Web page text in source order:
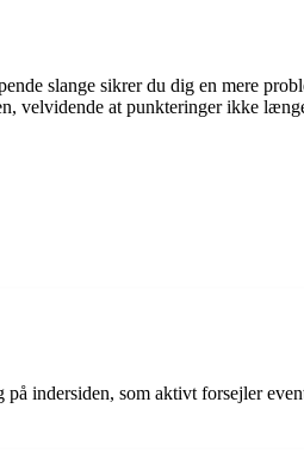
slange sikrer du dig en mere
velvidende at punkteringer ikke
indersiden, som aktivt forsejler